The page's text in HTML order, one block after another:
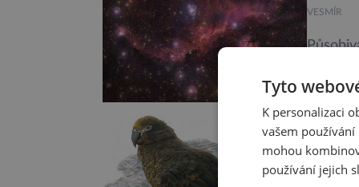
VESMÍR
Celá
na
HISTORIE
Tyto
K personalizaci
vašem
mohou
používání jejich